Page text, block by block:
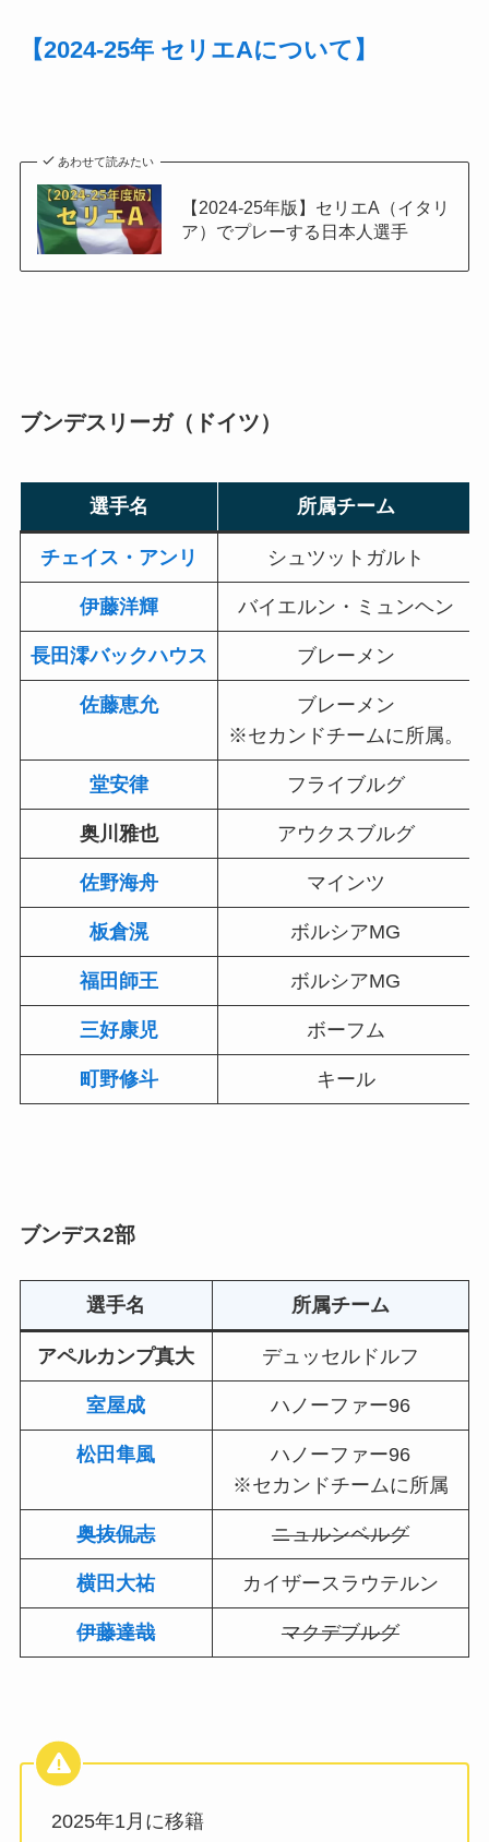
【2024-25年 セリエAについて】
あわせて読みたい
【2024-25年版】セリエA（イタリ
ア）でプレーする日本人選手
ブンデスリーガ（ドイツ）
選手名 所属チーム
チェイス・アンリ シュツットガルト
伊藤洋輝 バイエルン・ミュンヘン
長田澪バックハウス ブレーメン
佐藤恵允
ブレーメン
※セカンドチームに所属。
堂安律 フライブルグ
奥川雅也 アウクスブルグ
佐野海舟 マインツ
板倉滉 ボルシアMG
福田師王 ボルシアMG
三好康児 ボーフム
町野修斗 キール
ブンデス2部
選手名 所属チーム
アペルカンプ真大 デュッセルドルフ
室屋成 ハノーファー96
松田隼風
ハノーファー96
※セカンドチームに所属
奥抜侃志 ニュルンベルグ
横田大祐 カイザースラウテルン
伊藤達哉 マクデブルグ
2025年1月に移籍